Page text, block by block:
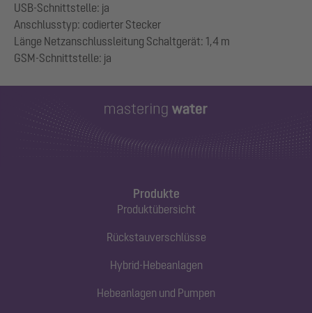
USB-Schnittstelle: ja
Anschlusstyp: codierter Stecker
Länge Netzanschlussleitung Schaltgerät: 1,4 m
Produkte
Produktübersicht
Rückstauverschlüsse
Hybrid-Hebeanlagen
Hebeanlagen und Pumpen